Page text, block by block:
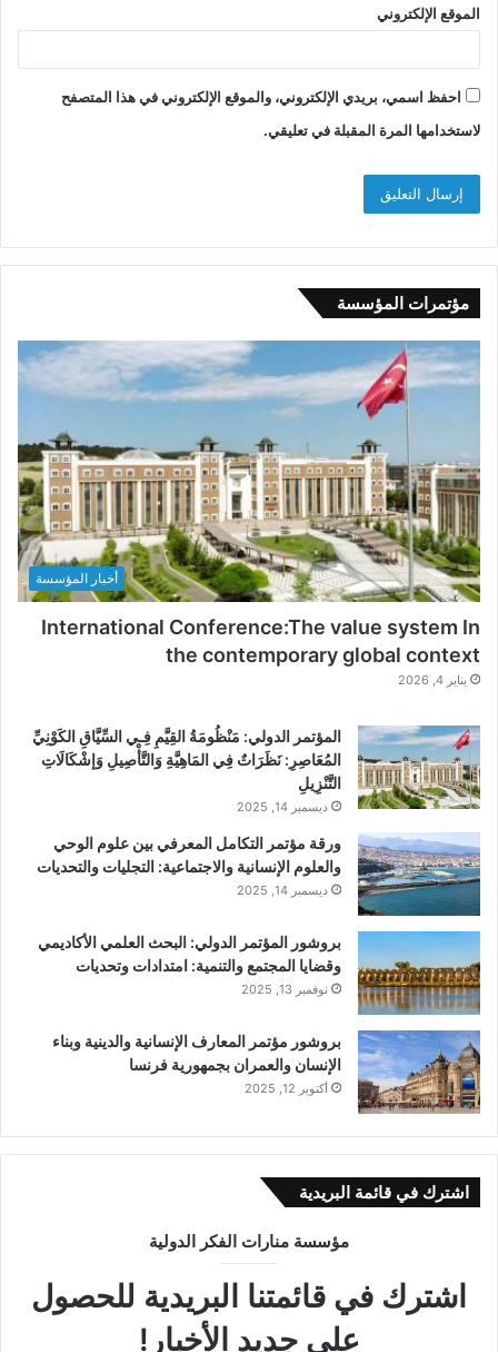
الموقع الإلكتروني
احفظ اسمي، بريدي الإلكتروني، والموقع الإلكتروني في هذا المتصفح
لاستخدامها المرة المقبلة في تعليقي.
مؤتمرات المؤسسة
أخبار المؤسسة
International Conference:The value system In
the contemporary global context
يناير 4, 2026
المؤتمر الدولي: مَنْظُومَةُ القِيَّمِ فِـي السِّيَّاقِ الكَوْنِيِّ
المُعَاصِرِ: نَظَرَاتٌ فِي المَاهِيَّةِ وَالتَّأْصِيلِ وَإشْكَالَاتِ
التَّنْزِيلِ
ديسمبر 14, 2025
ورقة مؤتمر التكامل المعرفي بين علوم الوحي
والعلوم الإنسانية والاجتماعية: التجليات والتحديات
ديسمبر 14, 2025
بروشور المؤتمر الدولي: اﻟﺒﺤﺚ اﻟﻌﻠﻤﻲ اﻷﻛﺎدﻳﻤﻲ
وﻗﻀﺎﻳﺎ اﻟﻤﺠﺘﻤﻊ واﻟﺘﻨﻤﻴﺔ: اﻣﺘﺪادات وتحديات
نوفمبر 13, 2025
بروشور مؤتمر المعارف الإنسانية والدينية وبناء
الإنسان والعمران بجمهورية فرنسا
أكتوبر 12, 2025
اشترك في قائمة البريدية
مؤسسة منارات الفكر الدولية
اشترك في قائمتنا البريدية للحصول
على جديد الأخبار!